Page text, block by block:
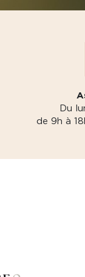
Du
de 9h à